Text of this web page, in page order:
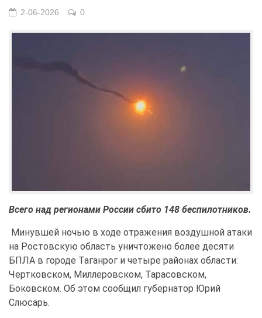
2-06-2026 0
Всего над регионами России сбито 148 беспилотников.
Минувшей ночью в ходе отражения воздушной атаки
на Ростовскую область уничтожено более десяти
БПЛА в городе Таганрог и четыре районах области:
Чертковском, Миллеровском, Тарасовском,
Боковском. Об этом сообщил губернатор Юрий
Слюсарь.